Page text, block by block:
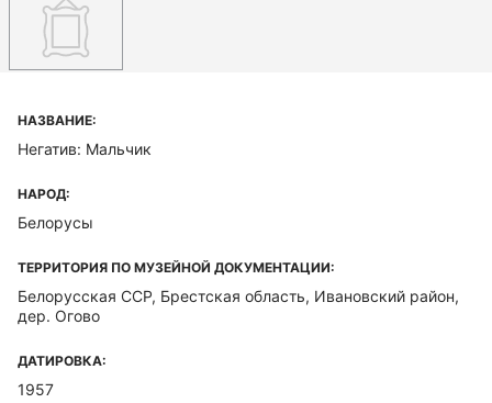
НАЗВАНИЕ:
Негатив: Мальчик
НАРОД:
Белорусы
ТЕРРИТОРИЯ ПО МУЗЕЙНОЙ ДОКУМЕНТАЦИИ:
Белорусская ССР, Брестская область, Ивановский район,
дер. Огово
ДАТИРОВКА:
1957